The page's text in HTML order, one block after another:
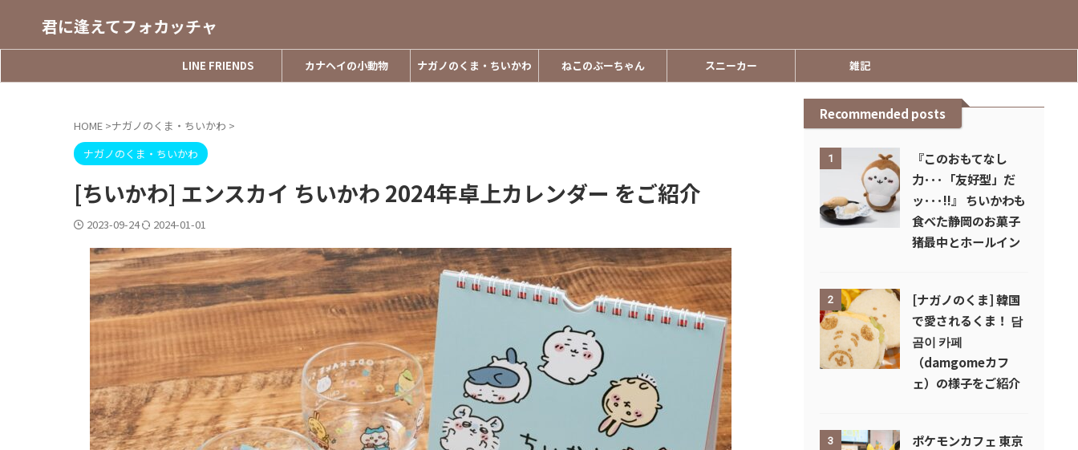
君に逢えてフォカッチャ
LINE FRIENDS カナヘイの小動物 ナガノのくま・ちいかわ ねこのぶーちゃん スニーカー 雑記
HOME >ナガノのくま・ちいかわ >
ナガノのくま・ちいかわ
[ちいかわ] エンスカイ ちいかわ 2024年卓上カレンダー をご紹介
2023-09-24 2024-01-01
Recommended posts
1
『このおもてなし
力･･･「友好型」だ
ッ･･･!!』 ちいかわも
食べた静岡のお菓子
猪最中とホールイン
2
[ナガノのくま] 韓国
で愛されるくま！ 담
곰이 카페
（damgomeカフ
ェ）の様子をご紹介
3
ポケモンカフェ 東京